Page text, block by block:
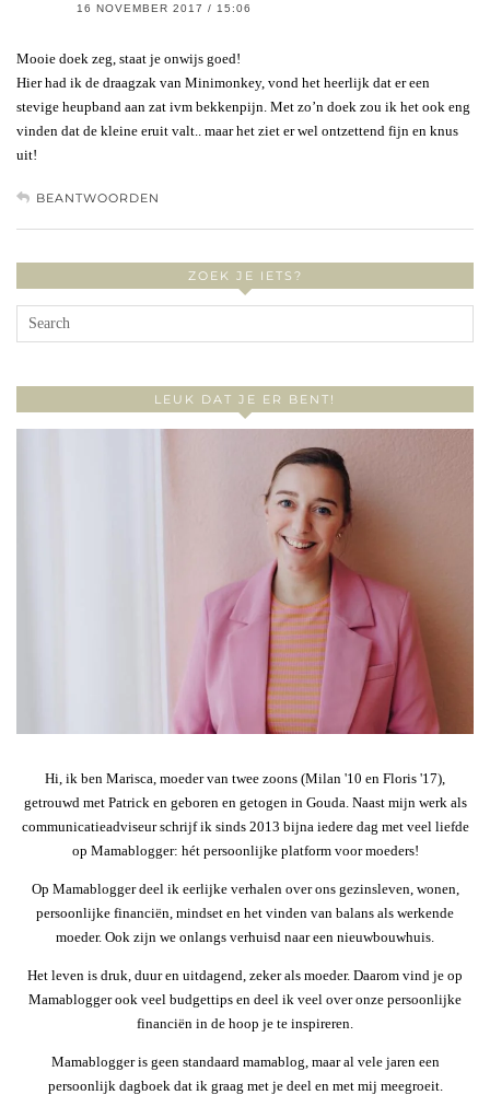
16 NOVEMBER 2017 / 15:06
Mooie doek zeg, staat je onwijs goed!
Hier had ik de draagzak van Minimonkey, vond het heerlijk dat er een
stevige heupband aan zat ivm bekkenpijn. Met zo’n doek zou ik het ook eng
vinden dat de kleine eruit valt.. maar het ziet er wel ontzettend fijn en knus
uit!
BEANTWOORDEN
ZOEK JE IETS?
LEUK DAT JE ER BENT!
Hi, ik ben Marisca, moeder van twee zoons (Milan '10 en Floris '17),
getrouwd met Patrick en geboren en getogen in Gouda. Naast mijn werk als
communicatieadviseur schrijf ik sinds 2013 bijna iedere dag met veel liefde
op Mamablogger: hét persoonlijke platform voor moeders!
Op Mamablogger deel ik eerlijke verhalen over ons gezinsleven, wonen,
persoonlijke financiën, mindset en het vinden van balans als werkende
moeder. Ook zijn we onlangs verhuisd naar een nieuwbouwhuis.
Het leven is druk, duur en uitdagend, zeker als moeder. Daarom vind je op
Mamablogger ook veel budgettips en deel ik veel over onze persoonlijke
financiën in de hoop je te inspireren.
Mamablogger is geen standaard mamablog, maar al vele jaren een
persoonlijk dagboek dat ik graag met je deel en met mij meegroeit.